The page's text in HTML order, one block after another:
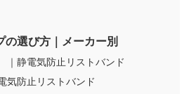
の選び方｜メーカー別
静電気防止リストバンド
防止リストバンド